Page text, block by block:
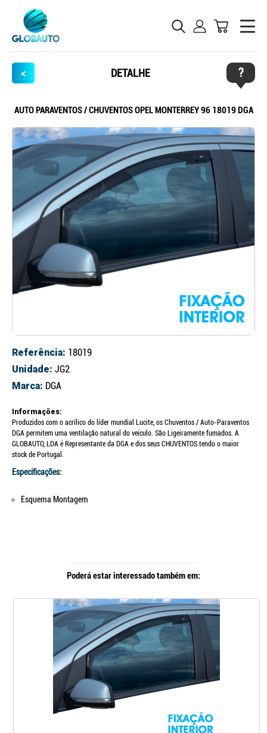
< DETALHE ?
AUTO PARAVENTOS / CHUVENTOS OPEL MONTERREY 96 18019 DGA
Referência: 18019
Unidade: JG2
Marca: DGA
Informações:
Produzidos com o acrílico do líder mundial Lucite, os Chuventos / Auto-Paraventos
DGA permitem uma ventilação natural do veículo. São Ligeiramente fumados. A
GLOBAUTO, LDA é Representante da DGA e dos seus CHUVENTOS tendo o maior
stock de Portugal.
Especificações:
Esquema Montagem
Poderá estar interessado também em: